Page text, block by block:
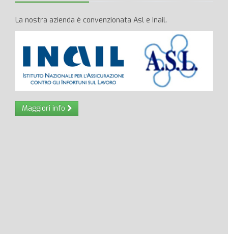
La nostra azienda è convenzionata Asl e Inail.
Maggiori info